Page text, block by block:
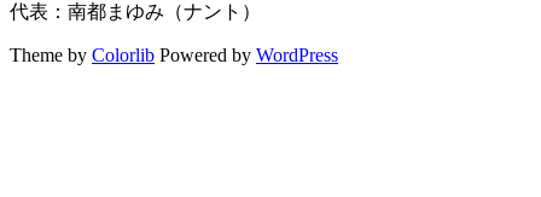
代表：南都まゆみ（ナント）
Theme by Colorlib Powered by WordPress